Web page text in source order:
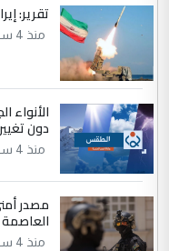
التعليق : تحياتي
دقيق ومسؤول؛
وثروات البلد
الموضوع :
بين
الرافدين تعاني
تقرير:
منذ 4 ساعة
الأنواء
دون تغيير
منذ 4 ساعة
مصدر
العاصمة
منذ 4 ساعة